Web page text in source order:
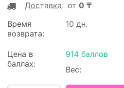
Доставка: от 0 ₸
Время
возврата:
10 дн.
Цена в
баллах:
914 баллов
Вес: